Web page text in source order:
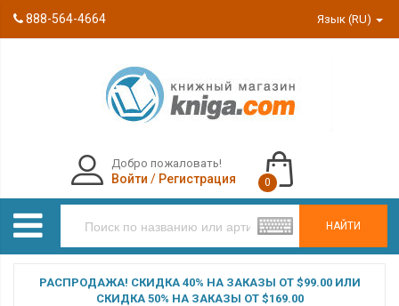
888-564-4664 Язык (RU)
НАЙТИ
Добро пожаловать!
Войти / Регистрация 0
РАСПРОДАЖА! СКИДКА 40% НА ЗАКАЗЫ ОТ $99.00 ИЛИ
СКИДКА 50% НА ЗАКАЗЫ ОТ $169.00